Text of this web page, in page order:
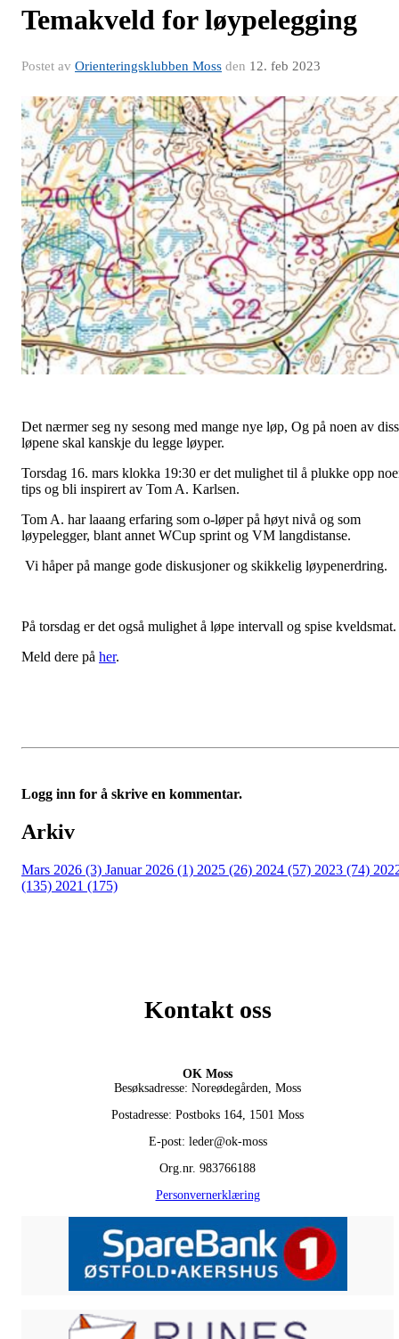
Temakveld for løypelegging
Postet av Orienteringsklubben Moss den 12. feb 2023
Det nærmer seg ny sesong med mange nye løp, Og på noen av
løpene skal kanskje du legge løyper.
Torsdag 16. mars klokka 19:30 er det mulighet til å plukke opp
tips og bli inspirert av Tom A. Karlsen.
Tom A. har laaang erfaring som o-løper på høyt nivå og som
løypelegger, blant annet WCup sprint og VM langdistanse.
Vi håper på mange gode diskusjoner og skikkelig løypenerdring.
På torsdag er det også mulighet å løpe intervall og spise kveldsmat.
Meld dere på her.
Logg inn for å skrive en kommentar.
Arkiv
Mars 2026 (3) Januar 2026 (1) 2025 (26) 2024 (57) 2023 (74)
(135) 2021 (175)
Kontakt oss
OK Moss
Besøksadresse: Noreødegården, Moss
Postadresse: Postboks 164, 1501 Moss
E-post: leder@ok-moss
Org.nr. 983766188
Personvernerklæring